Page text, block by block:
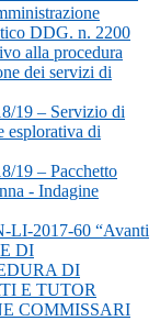
DDG. n. 2200
alla procedura
dei servizi di
19 – Servizio di
esplorativa di
19 – Pacchetto
- Indagine
LI-2017-60 “Avanti
DI
DI
E TUTOR
COMMISSARI